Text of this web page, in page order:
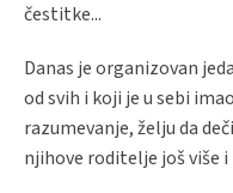
čestitke...
Danas je organizovan
od svih i koji je u sebi
razumevanje, želju da
njihove roditelje još više